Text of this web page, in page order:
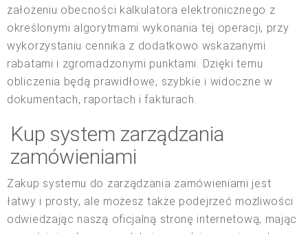
założeniu obecności kalkulatora elektronicznego z
określonymi algorytmami wykonania tej operacji, przy
wykorzystaniu cennika z dodatkowo wskazanymi
rabatami i zgromadzonymi punktami. Dzięki temu
obliczenia będą prawidłowe, szybkie i widoczne w
dokumentach, raportach i fakturach.
Kup system zarządzania
zamówieniami
Zakup systemu do zarządzania zamówieniami jest
łatwy i prosty, ale możesz także podejrzeć możliwości
odwiedzając naszą oficjalną stronę internetową, mając